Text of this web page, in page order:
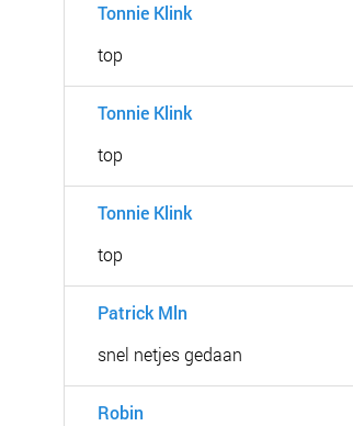
Tonnie Klink
top
Tonnie Klink
top
Tonnie Klink
top
Patrick Mln
snel netjes gedaan
Robin